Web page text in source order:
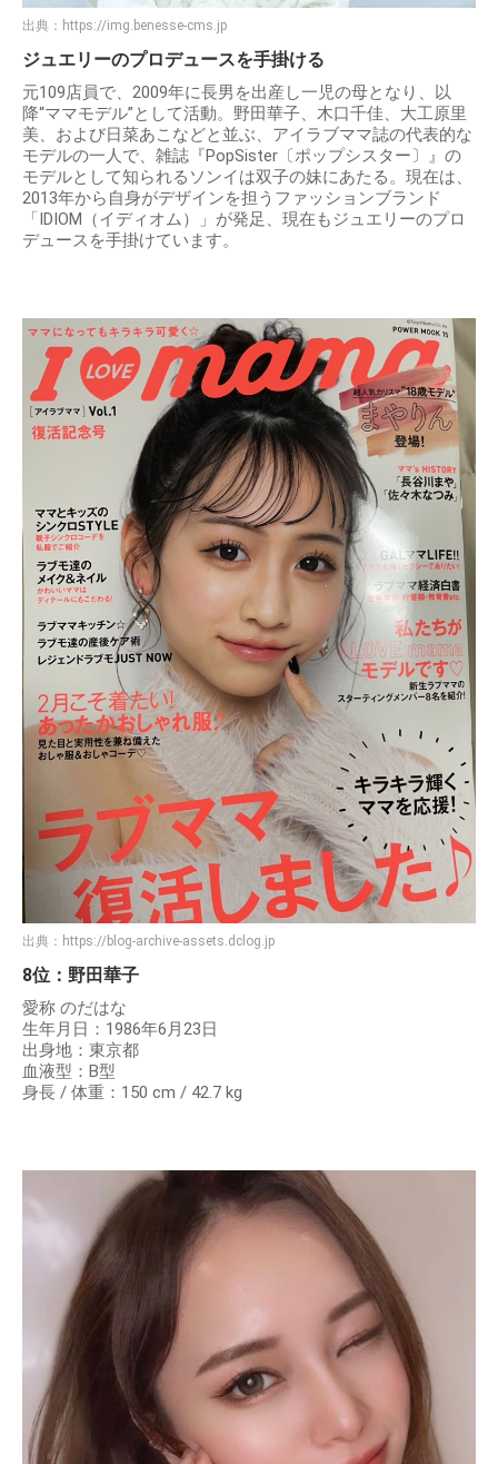
出典： https://img.benesse-cms.jp
ジュエリーのプロデュースを手掛ける
元109店員で、2009年に長男を出産し一児の母となり、以
降“ママモデル”として活動。野田華子、木口千佳、大工原里
美、および日菜あこなどと並ぶ、アイラブママ誌の代表的な
モデルの一人で、雑誌『PopSister〔ポップシスター〕』の
モデルとして知られるソンイは双子の妹にあたる。現在は、
2013年から自身がデザインを担うファッションブランド
「IDIOM（イディオム）」が発足、現在もジュエリーのプロ
デュースを手掛けています。
出典： https://blog-archive-assets.dclog.jp
8位：野田華子
愛称 のだはな
生年月日：1986年6月23日
出身地：東京都
血液型：B型
身長 / 体重：150 cm / 42.7 kg